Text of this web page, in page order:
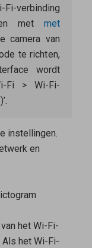
Fi-verbinding
met met
camera van
te richten,
wordt
Fi > Wi-Fi-
instellingen.
en
het Wi-Fi-
Als het Wi-Fi-